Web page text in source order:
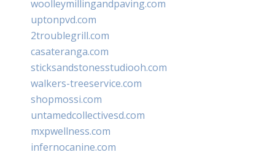
woolleymillingandpaving.com
uptonpvd.com
2troublegrill.com
casateranga.com
sticksandstonesstudiooh.com
walkers-treeservice.com
shopmossi.com
untamedcollectivesd.com
mxpwellness.com
infernocanine.com